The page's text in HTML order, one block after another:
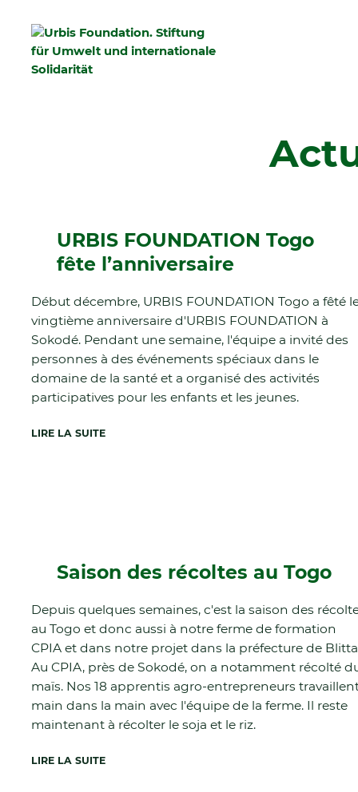
URBIS FOUNDATION Togo
fête l’anniversaire
Début décembre, URBIS FOUNDATION Togo a fêté
vingtième anniversaire d'URBIS FOUNDATION à
Sokodé. Pendant une semaine, l'équipe a invité des
personnes à des événements spéciaux dans le
domaine de la santé et a organisé des activités
participatives pour les enfants et les jeunes.
LIRE LA SUITE
Saison des récoltes au Togo
Depuis quelques semaines, c'est la saison des
au Togo et donc aussi à notre ferme de formation
CPIA et dans notre projet dans la préfecture de
Au CPIA, près de Sokodé, on a notamment récolté
maïs. Nos 18 apprentis agro-entrepreneurs
main dans la main avec l'équipe de la ferme. Il reste
maintenant à récolter le soja et le riz.
LIRE LA SUITE